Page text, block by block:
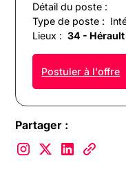
Détail du poste :
Type de poste :
Lieux : 34 - Hérault
Postuler à l'offre
Partager :